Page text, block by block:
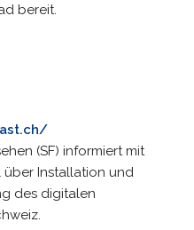
bereit.
(SF) informiert mit
über Installation und
des digitalen